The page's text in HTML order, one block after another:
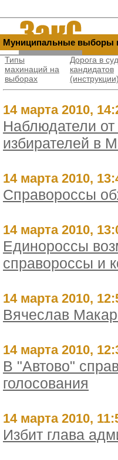
Муниципальные выборы
Типы
махинаций на
выбораx
Дорога в
кандидатов
(инструкции)
14 марта 2010,
Наблюдатели
избирателей в
14 марта 2010,
Справороссы
14 марта 2010,
Единороссы
справороссы и
14 марта 2010,
Вячеслав
14 марта 2010,
В "Автово"
голосования
14 марта 2010,
Избит глава